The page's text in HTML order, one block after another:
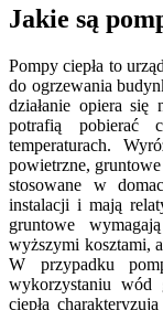
Jakie są
Pompy ciepła to
do ogrzewania
działanie opiera się
potrafią pobierać
temperaturach.
powietrzne,
stosowane w
instalacji i mają
gruntowe
wyższymi kosztami,
W przypadku
wykorzystaniu wód
ciepła